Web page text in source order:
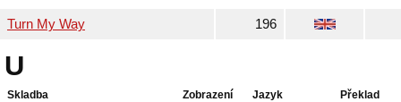
Turn My Way 196
U
Skladba Zobrazení Jazyk Překlad